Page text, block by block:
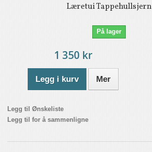
Læretui Tappehullsjern
På lager
1 350 kr
Legg i kurv Mer
Legg til Ønskeliste
Legg til for å sammenligne